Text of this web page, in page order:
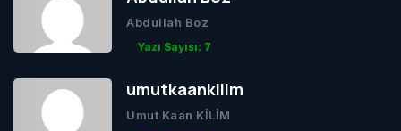
Abdullah Boz
Yazı Sayısı: 7
umutkaankilim
Umut Kaan KİLİM